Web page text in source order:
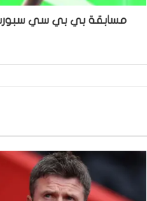
مسابقة بي بي سي سبورت: